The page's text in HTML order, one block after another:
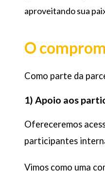
aproveitando sua
O
Como parte da
1) Apoio aos
Ofereceremos
participantes
Vimos como uma